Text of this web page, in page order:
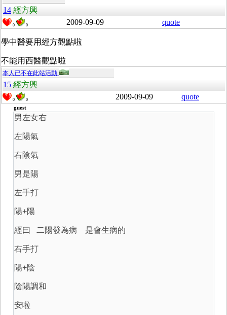
14 經方興
0 0 2009-09-09 quote
學中醫要用經方觀點啦
不能用西醫觀點啦
本人已不在此站活動
15 經方興
0 0 2009-09-09 quote
guest
男左女右
左陽氣
右陰氣
男是陽
左手打
陽+陽
經曰 二陽發為病 是會生病的
右手打
陽+陰
陰陽調和
安啦